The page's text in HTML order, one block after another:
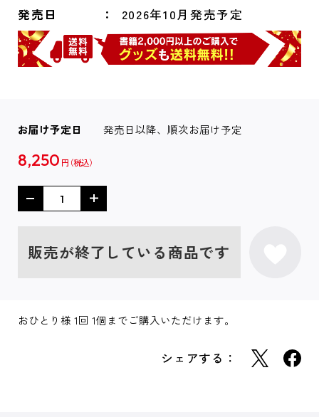
発売日
2026年10月発売予定
お届け予定日 発売日以降、順次お届け予定
8,250 円
販売が終了している商品です
おひとり様 1回 1個までご購入いただけます。
シェアする：